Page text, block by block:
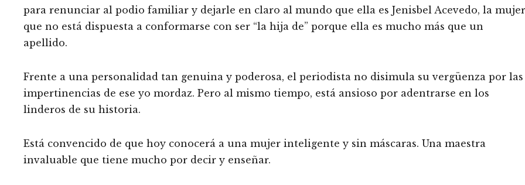
para renunciar al podio familiar y dejarle en claro al mundo que ella es Jenisbel Acevedo, la mujer
que no está dispuesta a conformarse con ser “la hija de” porque ella es mucho más que un
apellido.
Frente a una personalidad tan genuina y poderosa, el periodista no disimula su vergüenza por las
impertinencias de ese yo mordaz. Pero al mismo tiempo, está ansioso por adentrarse en los
linderos de su historia.
Está convencido de que hoy conocerá a una mujer inteligente y sin máscaras. Una maestra
invaluable que tiene mucho por decir y enseñar.